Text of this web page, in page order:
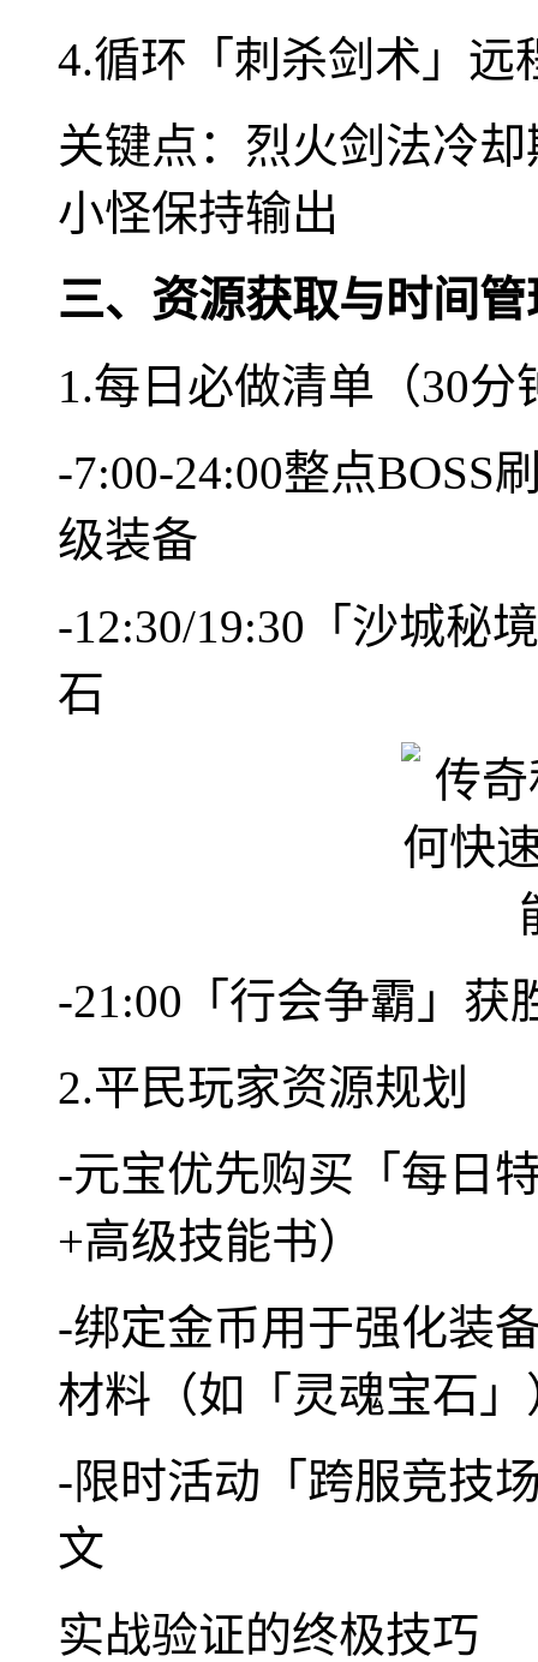
4.循环「刺杀剑术」远
关键点：烈火剑法冷
小怪保持输出
三、资源获取与时间管
1.每日必做清单（30分
-7:00-24:00整点BOSS
级装备
-12:30/19:30「沙城秘
石
-21:00「行会争霸」获
2.平民玩家资源规划
-元宝优先购买「每日
+高级技能书）
-绑定金币用于强化装
材料（如「灵魂宝石」
-限时活动「跨服竞技
文
实战验证的终极技巧